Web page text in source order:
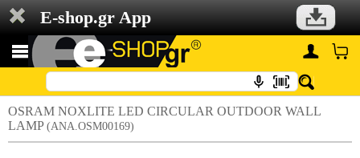
E-shop.gr App
OSRAM NOXLITE LED CIRCULAR OUTDOOR WALL
LAMP (ANA.OSM00169)